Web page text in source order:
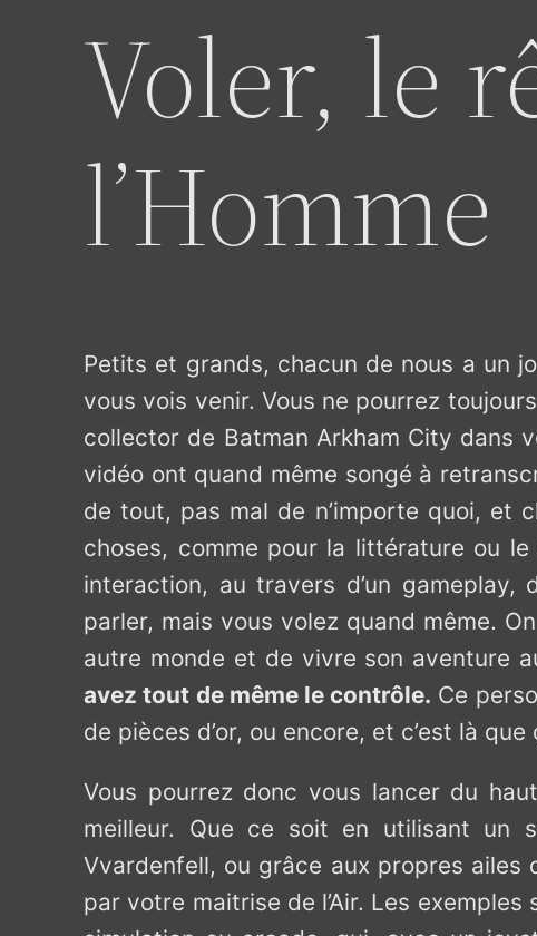
Voler, le
l’Homme
Petits et grands, chacun de nous a un
vous vois venir. Vous ne pourrez
collector de Batman Arkham City dans
vidéo ont quand même songé à
de tout, pas mal de n’importe quoi, et
choses, comme pour la littérature ou
interaction, au travers d’un gameplay,
parler, mais vous volez quand même.
autre monde et de vivre son aventure
avez tout de même le contrôle. Ce
de pièces d’or, ou encore, et c’est là
Vous pourrez donc vous lancer du
meilleur. Que ce soit en utilisant un
Vvardenfell, ou grâce aux propres
par votre maitrise de l’Air. Les